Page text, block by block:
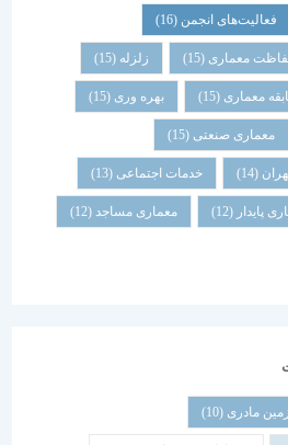
انجمن(16)
(15) زلزله
(15) بهره وری(15)
صنعتی(15)
خدمات اجتماعی (13)
(12) معماری مساجد(12)
(10)